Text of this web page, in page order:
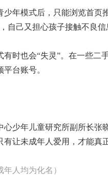
模式后，只能浏览首页
自己又担心孩子接触不良信
也会“失灵”。在一些二
台账号。
年儿童研究所副所长张晓
让未成年人爱用，才能真
年人均为化名）